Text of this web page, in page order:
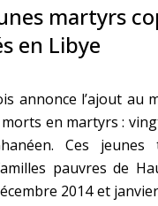
martyrs
en Libye
annonce l’ajout au
en martyrs :
Ces jeunes
pauvres de
2014 et